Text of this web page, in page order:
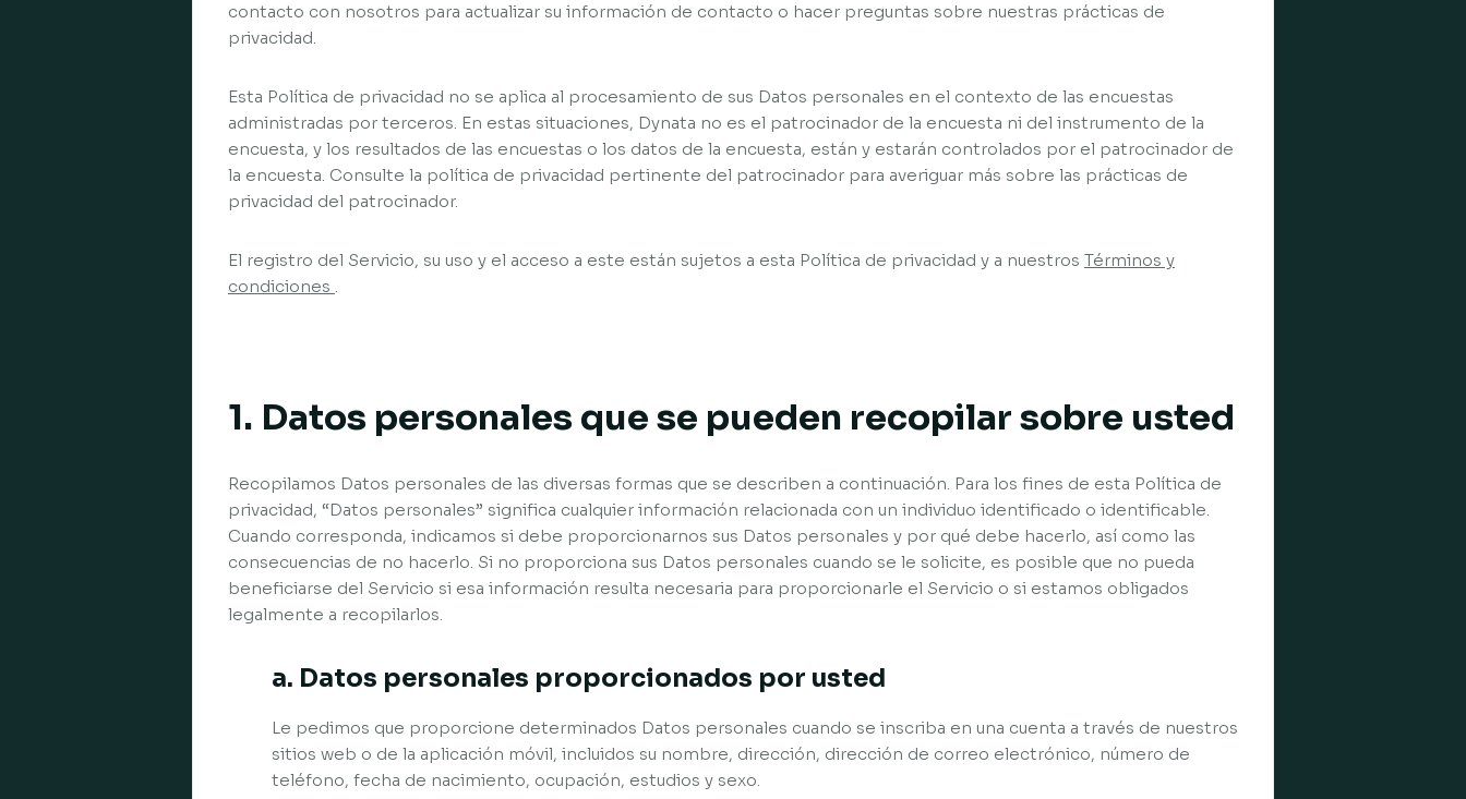
contacto con nosotros para actualizar su información de contacto o hacer preguntas sobre nuestras prácticas de
privacidad.
Esta Política de privacidad no se aplica al procesamiento de sus Datos personales en el contexto de las encuestas
administradas por terceros. En estas situaciones, Dynata no es el patrocinador de la encuesta ni del instrumento de la
encuesta, y los resultados de las encuestas o los datos de la encuesta, están y estarán controlados por el patrocinador de
la encuesta. Consulte la política de privacidad pertinente del patrocinador para averiguar más sobre las prácticas de
privacidad del patrocinador.
El registro del Servicio, su uso y el acceso a este están sujetos a esta Política de privacidad y a nuestros Términos y
condiciones .
1. Datos personales que se pueden recopilar sobre usted
Recopilamos Datos personales de las diversas formas que se describen a continuación. Para los fines de esta Política de
privacidad, “Datos personales” significa cualquier información relacionada con un individuo identificado o identificable.
Cuando corresponda, indicamos si debe proporcionarnos sus Datos personales y por qué debe hacerlo, así como las
consecuencias de no hacerlo. Si no proporciona sus Datos personales cuando se le solicite, es posible que no pueda
beneficiarse del Servicio si esa información resulta necesaria para proporcionarle el Servicio o si estamos obligados
legalmente a recopilarlos.
a. Datos personales proporcionados por usted
Le pedimos que proporcione determinados Datos personales cuando se inscriba en una cuenta a través de nuestros
sitios web o de la aplicación móvil, incluidos su nombre, dirección, dirección de correo electrónico, número de
teléfono, fecha de nacimiento, ocupación, estudios y sexo.